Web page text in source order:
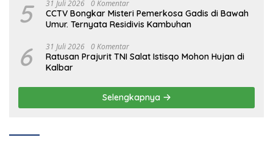
5 31 Juli 2026 0 Komentar
CCTV Bongkar Misteri Pemerkosa Gadis di Bawah
Umur. Ternyata Residivis Kambuhan
6 31 Juli 2026 0 Komentar
Ratusan Prajurit TNI Salat Istisqo Mohon Hujan di
Kalbar
Selengkapnya